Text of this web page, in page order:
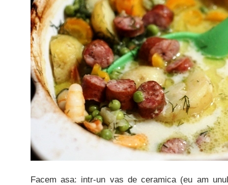
Facem asa: intr-un vas de ceramica (eu am